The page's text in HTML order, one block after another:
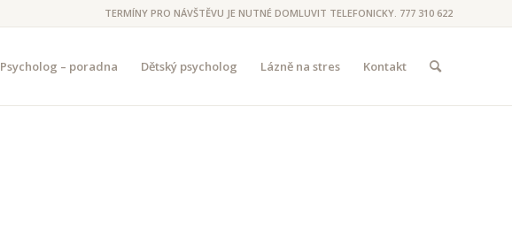
TERMÍNY PRO NÁVŠTĚVU JE NUTNÉ DOMLUVIT TELEFONICKY. 777 310 622
Psycholog – poradna Dětský psycholog Lázně na stres Kontakt